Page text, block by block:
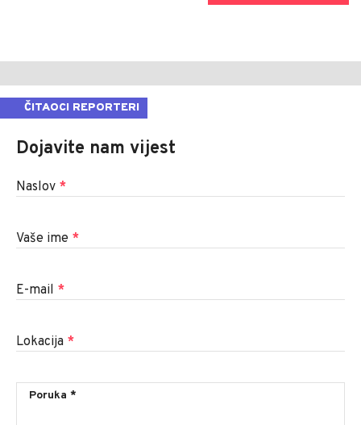
ČITAOCI REPORTERI
Dojavite nam vijest
Naslov *
Vaše ime *
E-mail *
Lokacija *